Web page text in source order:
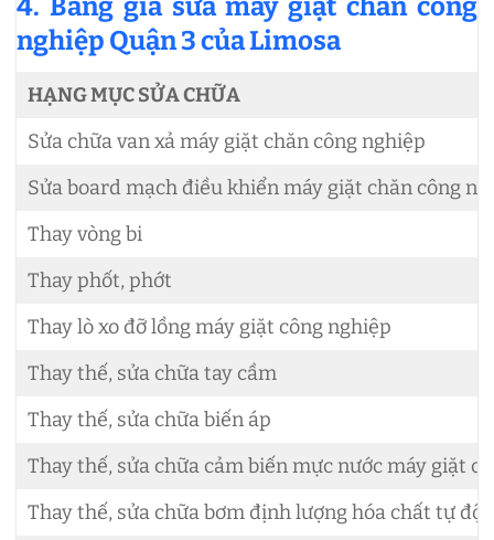
4. Bảng giá sửa máy giặt chăn công
nghiệp Quận 3 của Limosa
HẠNG MỤC SỬA CHỮA
Sửa chữa van xả máy giặt chăn công nghiệp
Sửa board mạch điều khiển máy giặt chăn công
Thay vòng bi
Thay phốt, phớt
Thay lò xo đỡ lồng máy giặt công nghiệp
Thay thế, sửa chữa tay cầm
Thay thế, sửa chữa biến áp
Thay thế, sửa chữa cảm biến mực nước máy giặt
Thay thế, sửa chữa bơm định lượng hóa chất tự